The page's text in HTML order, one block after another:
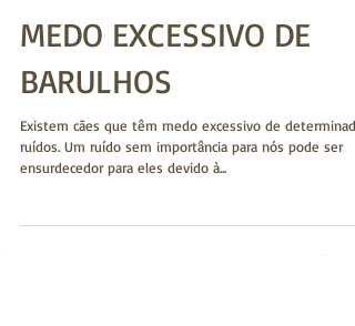
MEDO EXCESSIVO DE
BARULHOS
Existem cães que têm medo excessivo de
ruídos. Um ruído sem importância para nós pode ser